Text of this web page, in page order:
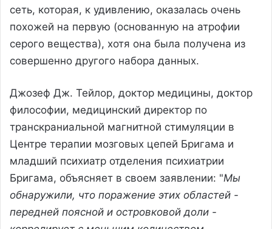
сеть, которая, к удивлению, оказалась очень
похожей на первую (основанную на атрофии
серого вещества), хотя она была получена из
совершенно другого набора данных.
Джозеф Дж. Тейлор, доктор медицины, доктор
философии, медицинский директор по
транскраниальной магнитной стимуляции в
Центре терапии мозговых цепей Бригама и
младший психиатр отделения психиатрии
Бригама, объясняет в своем заявлении: "Мы
обнаружили, что поражение этих областей -
передней поясной и островковой доли -